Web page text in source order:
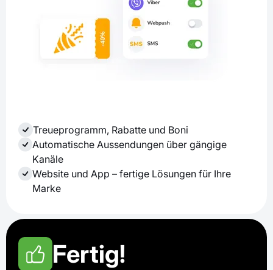
Treueprogramm, Rabatte und Boni
Automatische Aussendungen über gängige
Kanäle
Website und App – fertige Lösungen für Ihre
Marke
Fertig!